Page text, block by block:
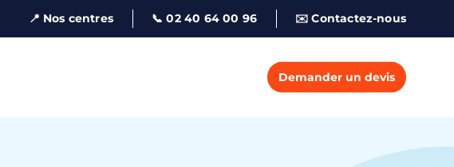
📍 Nos centres 📞 02 40 64 00 96 ✉️ Contactez-nous
Demander un devis